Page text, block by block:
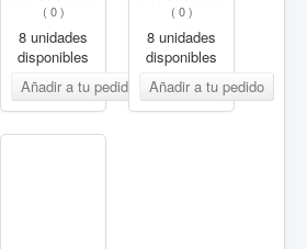
( 0)
8 unidades
disponibles
( 0)
8 unidades
disponibles